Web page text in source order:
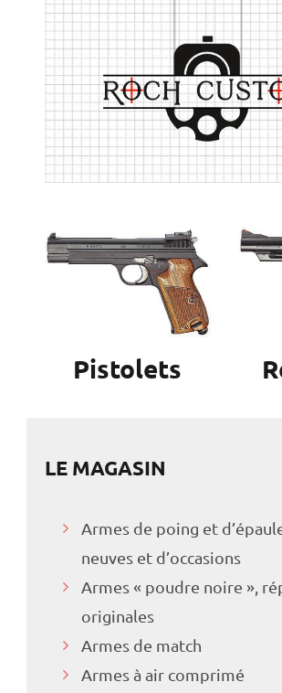
Pistolets
LE MAGASIN
Armes de poing et
neuves et d’occasions
Armes « poudre noire »,
originales
Armes de match
Armes à air comprimé